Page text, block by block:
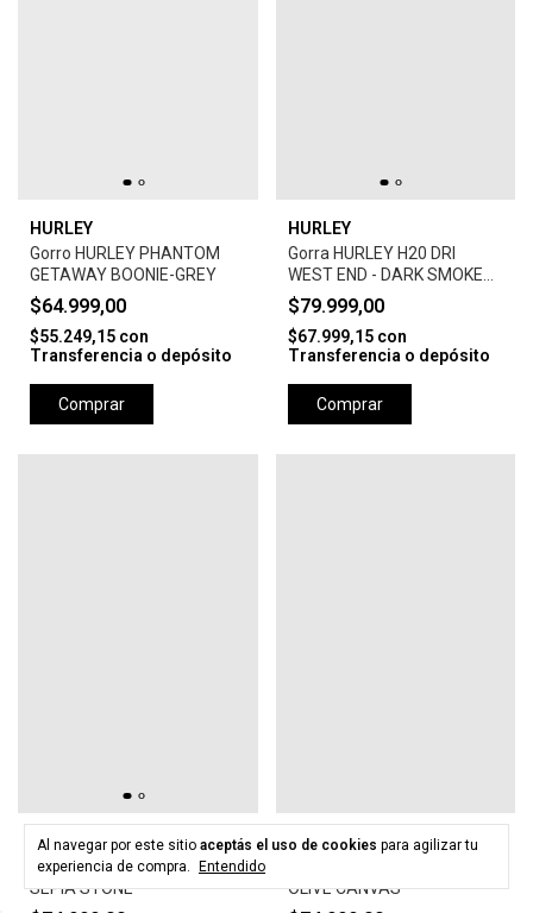
Al navegar por este sitio aceptás el uso de cookies para agilizar tu
experiencia de compra.
Entendido
HURLEY
Gorro HURLEY PHANTOM
GETAWAY BOONIE-GREY
$64.999,00
$55.249,15 con
Transferencia o depósito
Comprar
HURLEY
Gorra HURLEY H20 DRI
WEST END - DARK SMOKE
GREY
$79.999,00
$67.999,15 con
Transferencia o depósito
Comprar
HURLEY
Gorra HURLEY LEVELS HAT -
SEPIA STONE
HURLEY
OLIVE CANVAS